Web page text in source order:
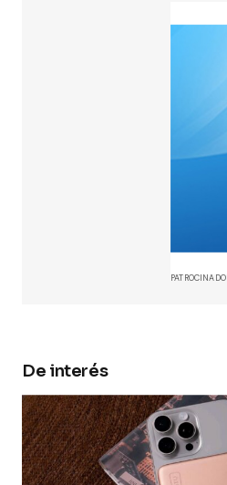
PATROCINADO
De interés